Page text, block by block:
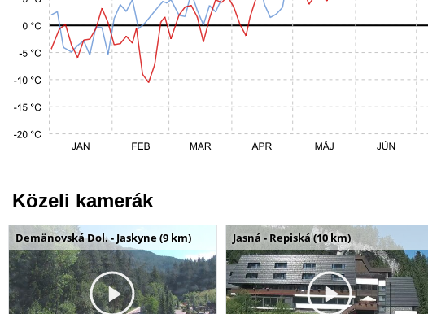
Közeli kamerák
Demänovská Dol. - Jaskyne (9 km) Jasná - Repiská (10 km)